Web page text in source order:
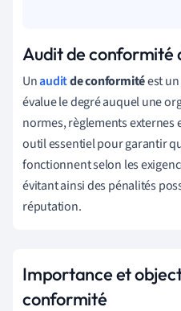
Audit de conformité
Unauditde conformitéest
évalue le degré auquel une
normes, règlements
outil essentiel pour garantir
fonctionnent selon les
évitant ainsi des pénalités
réputation.
Importance et
conformité